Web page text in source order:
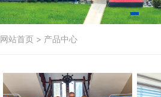
网站首页 > 产品中心